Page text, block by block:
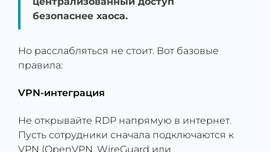
безопаснее хаоса.
Но расслабляться не стоит. Вот базовые
правила:
VPN-интеграция
Не открывайте RDP напрямую в интернет.
Пусть сотрудники сначала подключаются к
VPN (OpenVPN, WireGuard или